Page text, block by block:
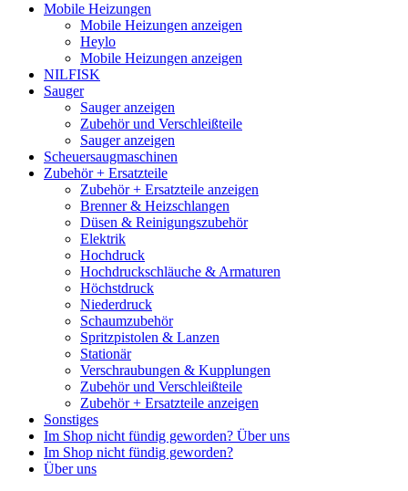
Mobile Heizungen
Mobile Heizungen anzeigen
Heylo
Mobile Heizungen anzeigen
NILFISK
Sauger
Sauger anzeigen
Zubehör und Verschleißteile
Sauger anzeigen
Scheuersaugmaschinen
Zubehör + Ersatzteile
Zubehör + Ersatzteile anzeigen
Brenner & Heizschlangen
Düsen & Reinigungszubehör
Elektrik
Hochdruck
Hochdruckschläuche & Armaturen
Höchstdruck
Niederdruck
Schaumzubehör
Spritzpistolen & Lanzen
Stationär
Verschraubungen & Kupplungen
Zubehör und Verschleißteile
Zubehör + Ersatzteile anzeigen
Sonstiges
Im Shop nicht fündig geworden? Über uns
Im Shop nicht fündig geworden?
Über uns